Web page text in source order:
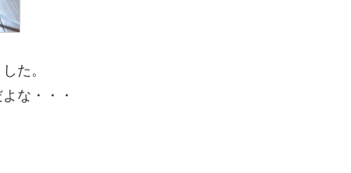
た。
な・・・